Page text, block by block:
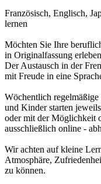
Französisch, Englisch,
lernen
Möchten Sie Ihre
in Originalfassung
Der Austausch in der
mit Freude in eine
Wöchentlich
und Kinder starten
oder mit der Möglichkeit
ausschließlich online -
Wir achten auf kleine
Atmosphäre,
zu können.